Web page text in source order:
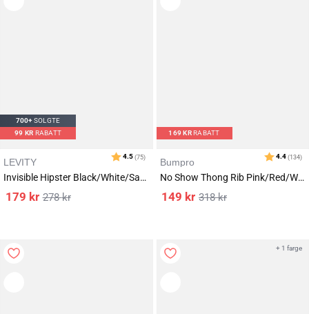
Karakter:(19)
700+SOLGTE
99 KR RABATT
LEVITY
Invisible Hipster Black/White/Sand 6-PACK
278kr
179 kr
169KRRABATT
Bumpro
No Show Thong Rib Pink/Red/White 6-pack
318kr
149 kr
+ 1 farge